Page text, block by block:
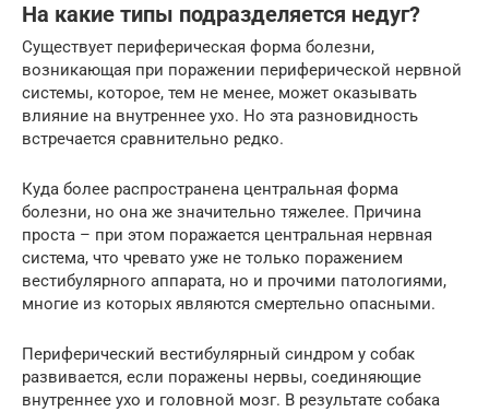
На какие типы подразделяется недуг?
Существует периферическая форма болезни,
возникающая при поражении периферической нервной
системы, которое, тем не менее, может оказывать
влияние на внутреннее ухо. Но эта разновидность
встречается сравнительно редко.
Куда более распространена центральная форма
болезни, но она же значительно тяжелее. Причина
проста – при этом поражается центральная нервная
система, что чревато уже не только поражением
вестибулярного аппарата, но и прочими патологиями,
многие из которых являются смертельно опасными.
Периферический вестибулярный синдром у собак
развивается, если поражены нервы, соединяющие
внутреннее ухо и головной мозг. В результате собака